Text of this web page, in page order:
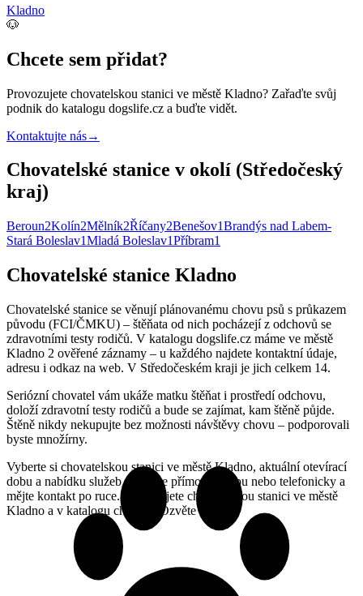
Kladno
🐶
Chcete sem přidat?
Provozujete chovatelskou stanici ve městě Kladno? Zařaďte svůj
podnik do katalogu dogslife.cz a buďte vidět.
Kontaktujte nás→
Chovatelské stanice v okolí (Středočeský
kraj)
Beroun2Kolín2Mělník2Říčany2Benešov1Brandýs nad Labem-
Stará Boleslav1Mladá Boleslav1Příbram1
Chovatelské stanice Kladno
Chovatelské stanice se věnují plánovanému chovu psů s průkazem
původu (FCI/ČMKU) – štěňata od nich pocházejí z odchovů se
zdravotními testy rodičů. V katalogu dogslife.cz máme ve městě
Kladno 2 ověřené záznamy – u každého najdete kontaktní údaje,
adresu i odkaz na web. V Středočeském kraji je jich celkem 14.
Seriózní chovatel vám ukáže matku štěňat i prostředí odchovu,
doloží zdravotní testy rodičů a bude se zajímat, kam štěně půjde.
Štěně nikdy nekupujte bez možnosti návštěvy chovu – podporovali
byste množírny.
Vyberte si chovatelskou stanici ve městě Kladno, aktuální otevírací
dobu a nabídku služeb si ověřte přímo na webu nebo telefonicky a
mějte kontakt po ruce. Provozujete chovatelskou stanici ve městě
Kladno a v katalogu chybíte? Ozvěte se nám.